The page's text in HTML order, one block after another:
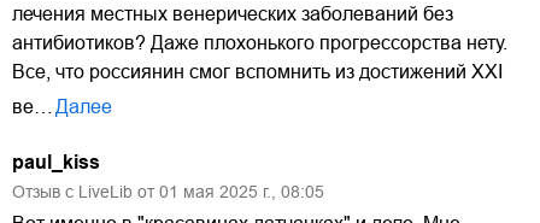
лечения местных венерических заболеваний без
антибиотиков? Даже плохонького прогрессорства нету.
Все, что россиянин смог вспомнить из достижений XXI
ве…Далее
paul_kiss
Отзыв с LiveLib от 01 мая 2025 г., 08:05